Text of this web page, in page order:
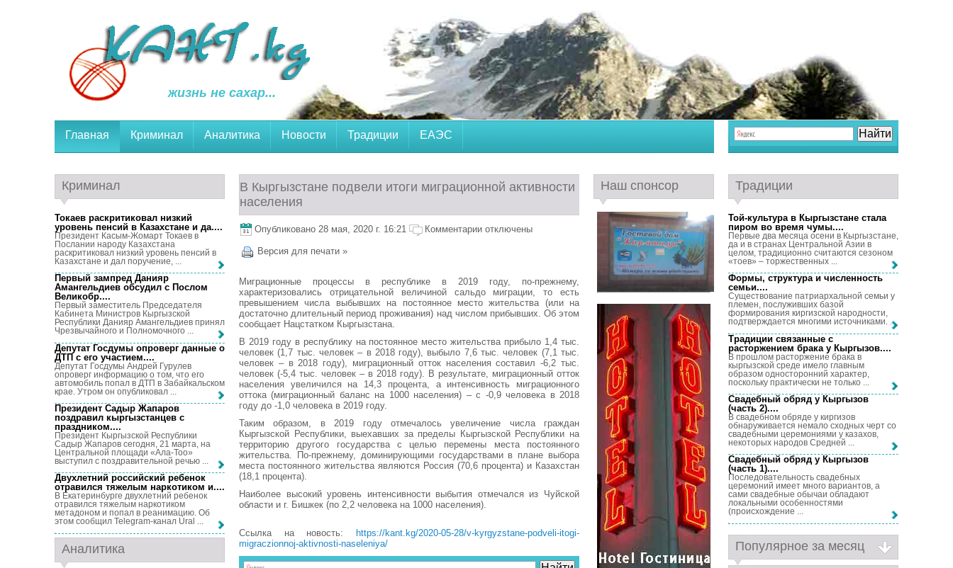
жизнь не сахар...
Главная Криминал Аналитика Новости Традиции ЕАЭС
В Кыргызстане подвели итоги миграционной активности
населения
Опубликовано 28 мая, 2020 г. 16:21 Комментарии отключены
Версия для печати »
Миграционные процессы в республике в 2019 году, по-прежнему,
характеризовались отрицательной величиной сальдо миграции, то есть
превышением числа выбывших на постоянное место жительства (или на
достаточно длительный период проживания) над числом прибывших. Об этом
сообщает Нацстатком Кыргызстана.
В 2019 году в республику на постоянное место жительства прибыло 1,4 тыс.
человек (1,7 тыс. человек – в 2018 году), выбыло 7,6 тыс. человек (7,1 тыс.
человек – в 2018 году), миграционный отток населения составил -6,2 тыс.
человек (-5,4 тыс. человек – в 2018 году). В результате, миграционный отток
населения увеличился на 14,3 процента, а интенсивность миграционного
оттока (миграционный баланс на 1000 населения) – с -0,9 человека в 2018
году до -1,0 человека в 2019 году.
Таким образом, в 2019 году отмечалось увеличение числа граждан
Кыргызской Республики, выехавших за пределы Кыргызской Республики на
территорию другого государства с целью перемены места постоянного
жительства. По-прежнему, доминирующими государствами в плане выбора
места постоянного жительства являются Россия (70,6 процента) и Казахстан
(18,1 процента).
Наиболее высокий уровень интенсивности выбытия отмечался из Чуйской
области и г. Бишкек (по 2,2 человека на 1000 населения).
Ссылка на новость:
https://kant.kg/2020-05-28/v-kyrgyzstane-podveli-itogi-
migraczionnoj-aktivnosti-naseleniya/
Криминал
Токаев раскритиковал низкий
уровень пенсий в Казахстане и да....
Президент Касым-Жомарт Токаев в
Послании народу Казахстана
раскритиковал низкий уровень пенсий в
Казахстане и дал поручение, ...
Первый зампред Данияр
Амангельдиев обсудил с Послом
Великобр....
Первый заместитель Председателя
Кабинета Министров Кыргызской
Республики Данияр Амангельдиев принял
Чрезвычайного и Полномочного ...
Депутат Госдумы опроверг данные о
ДТП с его участием....
Депутат Госдумы Андрей Гурулев
опроверг информацию о том, что его
автомобиль попал в ДТП в Забайкальском
крае. Утром он опубликовал ...
Президент Садыр Жапаров
поздравил кыргызстанцев с
праздником....
Президент Кыргызской Республики
Садыр Жапаров сегодня, 21 марта, на
Центральной площади «Ала-Тоо»
выступил с поздравительной речью ...
Двухлетний российский ребенок
отравился тяжелым наркотиком и....
В Екатеринбурге двухлетний ребенок
отравился тяжелым наркотиком
метадоном и попал в реанимацию. Об
этом сообщил Telegram-канал Ural ...
Аналитика
Наш спонсор Традиции
Той-культура в Кыргызстане стала
пиром во время чумы....
Первые два месяца осени в Кыргызстане,
да и в странах Центральной Азии в
целом, традиционно считаются сезоном
«тоев» – торжественных ...
Формы, структура и численность
семьи....
Существование патриархальной семьи у
племен, послуживших базой
формирования киргизской народности,
подтверждается многими источниками. ...
Традиции связанные с
расторжением брака у Кыргызов....
В прошлом расторжение брака в
кыргызской среде имело главным
образом односторонний характер,
поскольку практически не только ...
Свадебный обряд у Кыргызов
(часть 2)....
В свадебном обряде у киргизов
обнаруживается немало сходных черт со
свадебными церемониями у казахов,
некоторых народов Средней ...
Свадебный обряд у Кыргызов
(часть 1)....
Последовательность свадебных
церемоний имеет много вариантов, а
сами свадебные обычаи обладают
локальными особенностями
(происхождение ...
Популярное за месяц